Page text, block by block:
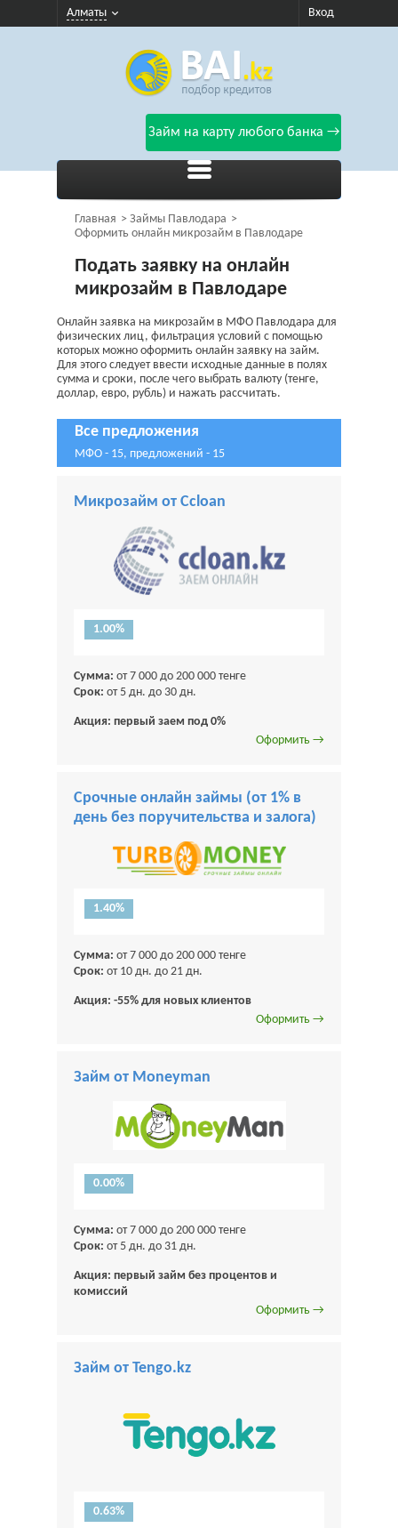
Алматы Вход
Займ на карту любого банка →
Главная
Займы Павлодара
Оформить онлайн микрозайм в Павлодаре
Подать заявку на онлайн
микрозайм в Павлодаре
Онлайн заявка на микрозайм в МФО Павлодара для
физических лиц, фильтрация условий с помощью
которых можно оформить онлайн заявку на займ.
Для этого следует ввести исходные данные в полях
сумма и сроки, после чего выбрать валюту (тенге,
доллар, евро, рубль) и нажать рассчитать.
Все предложения
МФО - 15, предложений - 15
Микрозайм от Ccloan
1.00%
Сумма: от 7 000 до 200 000 тенге
Срок: от 5 дн. до 30 дн.
Акция: первый заем под 0%
Оформить →
Срочные онлайн займы (от 1% в
день без поручительства и залога)
1.40%
Сумма: от 7 000 до 200 000 тенге
Срок: от 10 дн. до 21 дн.
Акция: -55% для новых клиентов
Оформить →
Займ от Moneyman
0.00%
Сумма: от 7 000 до 200 000 тенге
Срок: от 5 дн. до 31 дн.
Акция: первый займ без процентов и
комиссий
Оформить →
Займ от Tengo.kz
0.63%